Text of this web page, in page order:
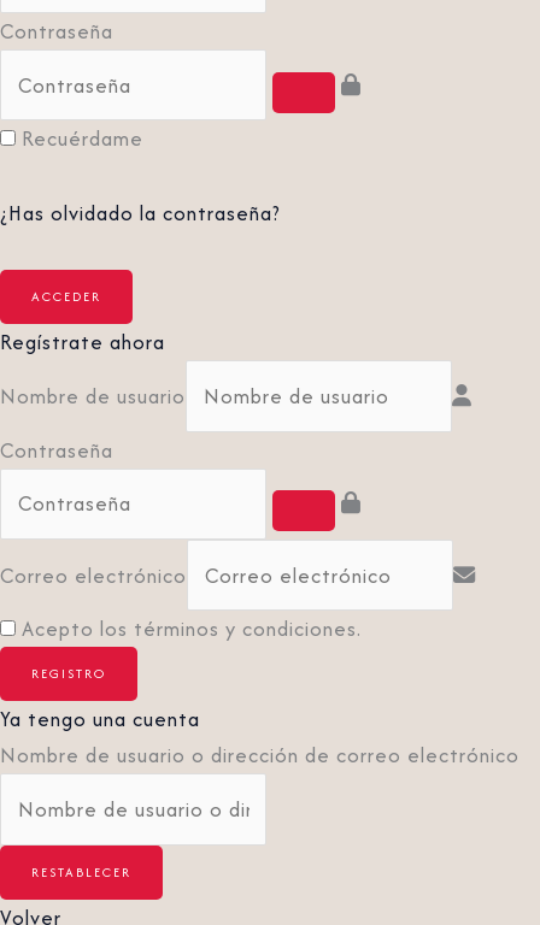
Contraseña
Recuérdame
¿Has olvidado la contraseña?
Regístrate ahora
Nombre de usuario
Contraseña
Correo electrónico
Acepto los términos y condiciones.
Ya tengo una cuenta
Nombre de usuario o dirección de correo electrónico
Volver